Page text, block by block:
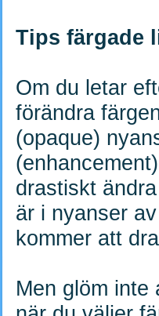
Tips färgade
Om du letar
förändra
(opaque)
drastiskt
är i nyanser
kommer att
Men glöm inte